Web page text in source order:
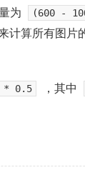
为 (600 -
计算所有图
* 0.5 ，其中